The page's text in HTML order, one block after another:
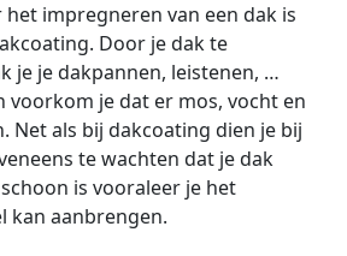
impregneren van een dak is
Door je dak te
je je dakpannen, leistenen, …
je dat er mos, vocht en
Net als bij dakcoating dien je bij
te wachten dat je dak
is vooraleer je het
kan aanbrengen.